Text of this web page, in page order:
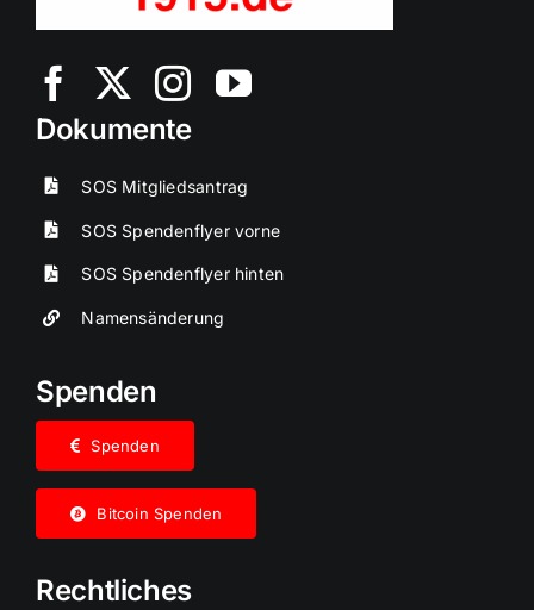
Dokumente
SOS Mitgliedsantrag
SOS Spendenflyer vorne
SOS Spendenflyer hinten
Namensänderung
Spenden
Spenden
Bitcoin Spenden
Rechtliches